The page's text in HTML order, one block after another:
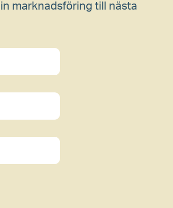
marknadsföring till nästa